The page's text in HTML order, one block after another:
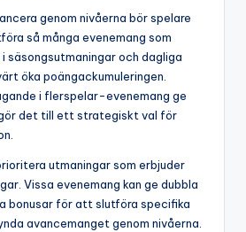
genom nivåerna bör spelare
så många evenemang som
säsongsutmaningar och dagliga
öka poängackumuleringen.
i flerspelar-evenemang ge
det till ett strategiskt val för
utmaningar som erbjuder
Vissa evenemang kan ge dubbla
bonusar för att slutföra specifika
avancemanget genom nivåerna.